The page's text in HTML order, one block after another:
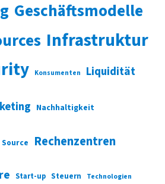
Geschäftsmodelle
Infrastruktur
Konsumenten Liquidität
Nachhaltigkeit
Source Rechenzentren
Start-up Steuern Technologien